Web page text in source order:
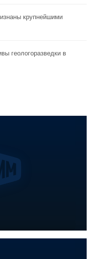
крупнейшими
геологоразведки в